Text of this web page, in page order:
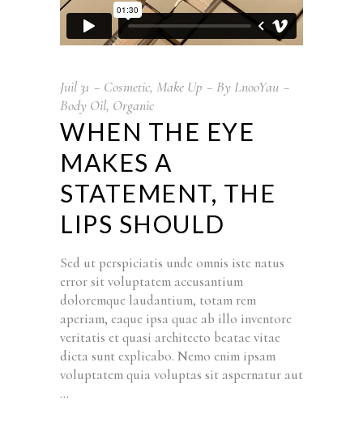
Juil 31 Cosmetic, Make Up By LnooYau
Body Oil, Organic
WHEN THE EYE
MAKES A
STATEMENT, THE
LIPS SHOULD
Sed ut perspiciatis unde omnis iste natus
error sit voluptatem accusantium
doloremque laudantium, totam rem
aperiam, eaque ipsa quae ab illo inventore
veritatis et quasi architecto beatae vitae
dicta sunt explicabo. Nemo enim ipsam
voluptatem quia voluptas sit aspernatur aut